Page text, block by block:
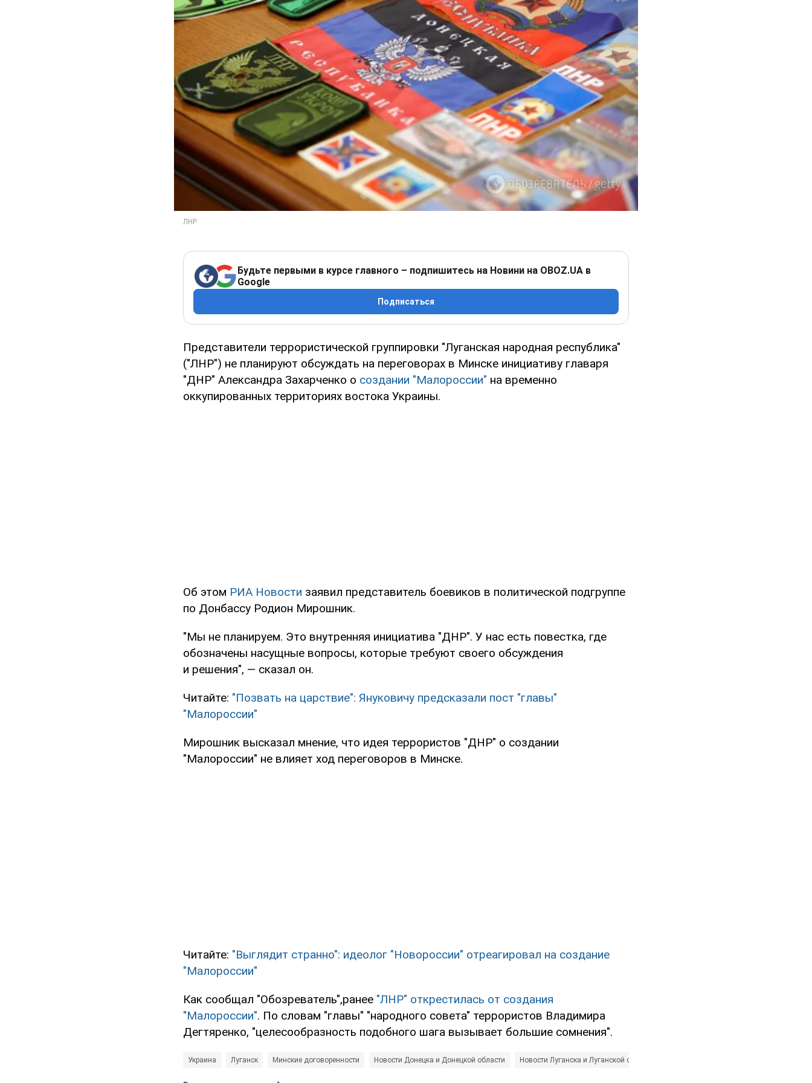
Будьте первыми в курсе главного – подпишитесь на Новини на OBOZ.UA в
Google
Подписаться
Представители террористической группировки "Луганская народная республика"
("ЛНР") не планируют обсуждать на переговорах в Минске инициативу главаря
"ДНР" Александра Захарченко о создании "Малороссии" на временно
оккупированных территориях востока Украины.
Об этом РИА Новости заявил представитель боевиков в политической подгруппе
по Донбассу Родион Мирошник.
"Мы не планируем. Это внутренняя инициатива "ДНР". У нас есть повестка, где
обозначены насущные вопросы, которые требуют своего обсуждения
и решения", — сказал он.
Читайте: "Позвать на царствие": Януковичу предсказали пост "главы"
"Малороссии"
Мирошник высказал мнение, что идея террористов "ДНР" о создании
"Малороссии" не влияет ход переговоров в Минске.
Читайте: "Выглядит странно": идеолог "Новороссии" отреагировал на создание
"Малороссии"
Как сообщал "Обозреватель",ранее "ЛНР" открестилась от создания
"Малороссии". По словам "главы" "народного совета" террористов Владимира
Дегтяренко, "целесообразность подобного шага вызывает большие сомнения".
Украина Луганск Минские договоренности Новости Донецка и Донецкой области Новости Луганска и Луганской области